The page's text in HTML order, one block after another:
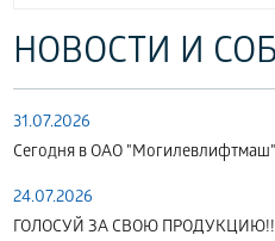
НОВОСТИ И
31.07.2026
Сегодня в ОАО "Могилевлифтмаш"
24.07.2026
ГОЛОСУЙ ЗА СВОЮ